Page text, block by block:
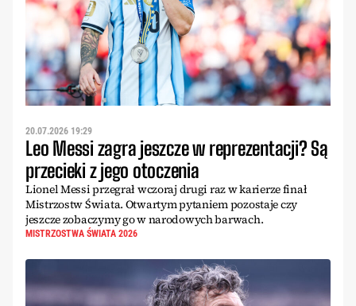
20.07.2026 19:29
Leo Messi zagra jeszcze w reprezentacji? Są
przecieki z jego otoczenia
Lionel Messi przegrał wczoraj drugi raz w karierze finał
Mistrzostw Świata. Otwartym pytaniem pozostaje czy
jeszcze zobaczymy go w narodowych barwach.
MISTRZOSTWA ŚWIATA 2026